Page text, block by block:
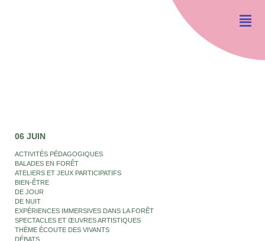
06 JUIN
ACTIVITÉS PÉDAGOGIQUES
BALADES EN FORÊT
ATELIERS ET JEUX PARTICIPATIFS
BIEN-ÊTRE
DE JOUR
DE NUIT
EXPÉRIENCES IMMERSIVES DANS LA FORÊT
SPECTACLES ET ŒUVRES ARTISTIQUES
THÈME ÉCOUTE DES VIVANTS
DÉBATS